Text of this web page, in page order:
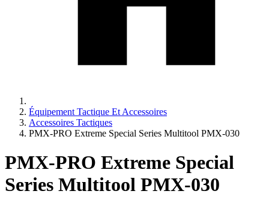
Équipement Tactique Et Accessoires
Accessoires Tactiques
PMX-PRO Extreme Special Series Multitool PMX-030
PMX-PRO Extreme Special
Series Multitool PMX-030